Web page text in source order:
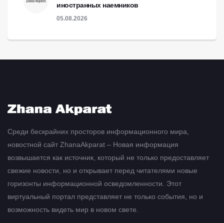
иностранных наемников
05.08.2026
Среди бескрайних просторов информационного мира,
новостной сайт ZhanaAkparat – Новая информация
возвышается как источник, который не только предоставляет
свежие новости, но и открывает перед читателями новые
горизонты информационной осведомленности. Этот
виртуальный портал представляет не только события, но и
возможность видеть мир в новом свете.